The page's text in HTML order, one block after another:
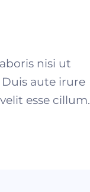
nisi ut
aute irure
esse cillum.